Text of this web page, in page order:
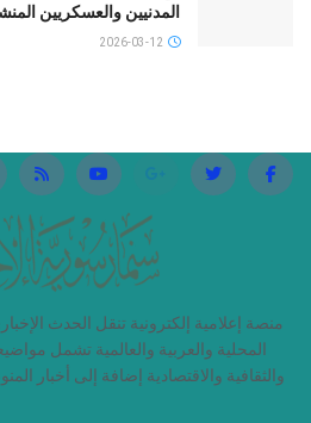
المدنيين والعسكريين
منصة إعلامية إلكترونية تنقل الحدث
المحلية والعربية والعالمية تشمل
والثقافية والاقتصادية إضافة إلى أخبار